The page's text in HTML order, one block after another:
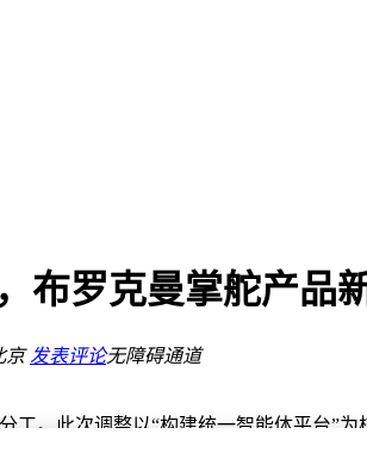
布罗克曼掌舵产品
京 发表评论无障碍通道
。此次调整以“构建统一智能体平台”
路。